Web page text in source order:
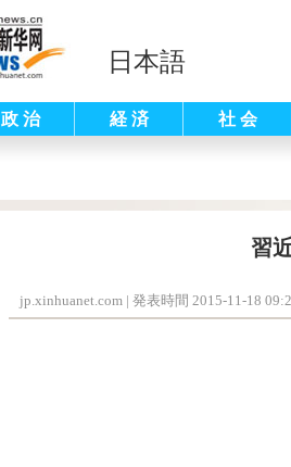
日本語
政 治 経 済 社 会
習
jp.xinhuanet.com | 発表時間 2015-11-18